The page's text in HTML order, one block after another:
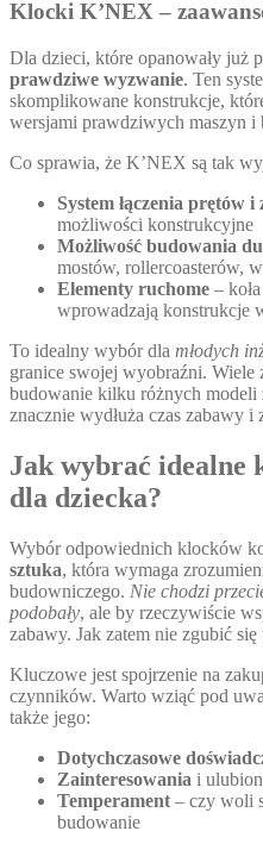
Klocki K’NEX –
Dla dzieci, które opanowały już
prawdziwe wyzwanie. Ten
skomplikowane konstrukcje,
wersjami prawdziwych maszyn i
Co sprawia, że K’NEX są tak
System łączenia prętów i
możliwości konstrukcyjne
Możliwość budowania
mostów, rollercoasterów,
Elementy ruchome –
wprowadzają konstrukcje
To idealny wybór dla młodych
granice swojej wyobraźni.
budowanie kilku różnych modeli
znacznie wydłuża czas zabawy i
Jak wybrać idealne
dla dziecka?
Wybór odpowiednich klocków
sztuka, która wymaga
budowniczego. Nie chodzi
podobały, ale by rzeczywiście
zabawy. Jak zatem nie zgubić
Kluczowe jest spojrzenie na
czynników. Warto wziąć pod
także jego:
Dotychczasowe
Zainteresowania i
Temperament – czy woli
budowanie